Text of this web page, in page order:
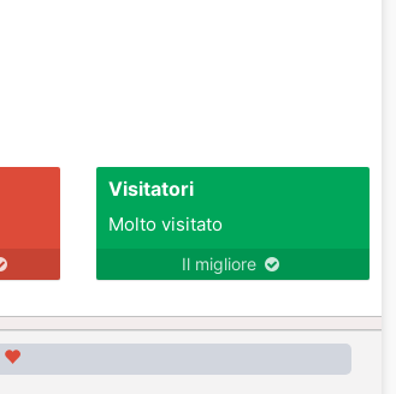
Visitatori
Molto visitato
Il migliore